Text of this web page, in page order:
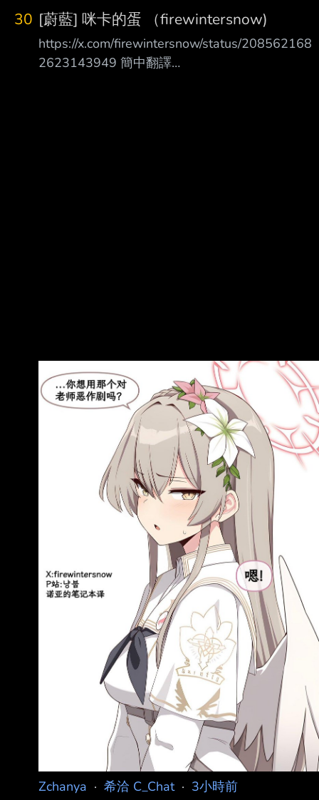
30 [蔚藍] 咪卡的蛋 （firewintersnow)
https://x.com/firewintersnow/status/208562168
2623143949 簡中翻譯
Zchanya · 希洽 C_Chat· 3小時前